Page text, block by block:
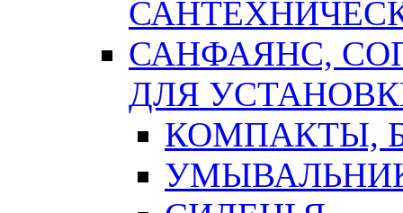
САНФАЯНС,
ДЛЯ
КОМПАКТЫ,